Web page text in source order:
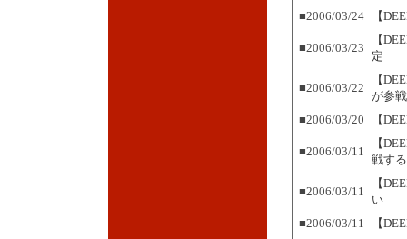
■2006/03/24
【
■2006/03/23
【
定
■2006/03/22
【
が参戦
■2006/03/20
【
■2006/03/11
【
戦する
■2006/03/11
【
い
■2006/03/11
【